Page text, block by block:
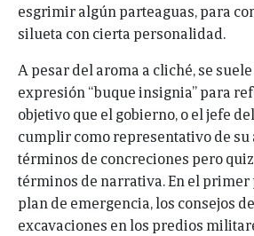
esgrimir algún parteaguas, para
silueta con cierta personalidad.
A pesar del aroma a cliché, se
expresión “buque insignia” para
objetivo que el gobierno, o el jefe
cumplir como representativo de
términos de concreciones pero
términos de narrativa. En el primer
plan de emergencia, los consejos
excavaciones en los predios